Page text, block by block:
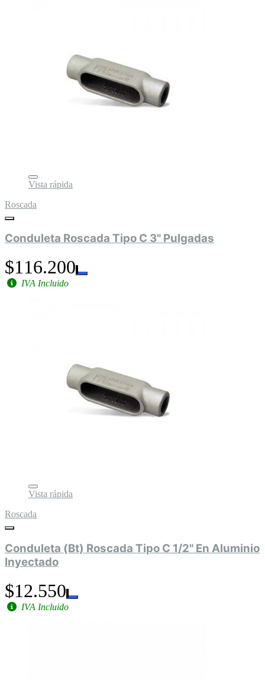
Vista rápida
Roscada
Conduleta Roscada Tipo C 3" Pulgadas
$116.200
IVA Incluido
Vista rápida
Roscada
Conduleta (Bt) Roscada Tipo C 1/2" En Aluminio
Inyectado
$12.550
IVA Incluido